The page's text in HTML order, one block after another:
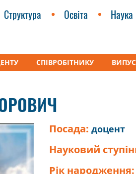
Структура Освіта Наука
СПІВРОБІТНИКУ
Котик Віталій Вікторович
Посада: доцент
Науковий
Рік народження: